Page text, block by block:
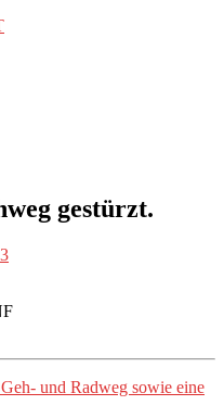
gestürzt.
und Radweg sowie eine